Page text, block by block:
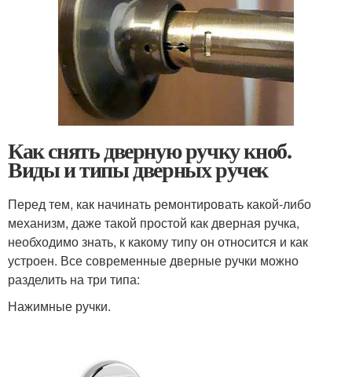
Как снять дверную ручку кноб.
Виды и типы дверных ручек
Перед тем, как начинать ремонтировать какой-либо
механизм, даже такой простой как дверная ручка,
необходимо знать, к какому типу он относится и как
устроен. Все современные дверные ручки можно
разделить на три типа:
Нажимные ручки.